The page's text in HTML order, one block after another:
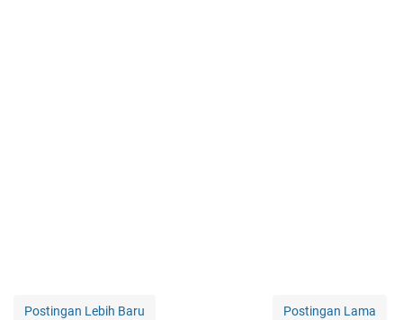
Postingan Lebih Baru Postingan Lama